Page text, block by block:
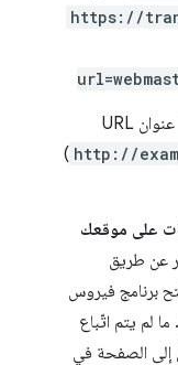
https://
عنوان URL
http://
)
موقعك
طريق
فيروس
يتم اتّباع
الصفحة في